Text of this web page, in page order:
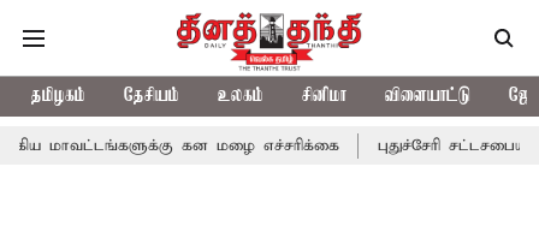
தமிழகம் தேசியம் உலகம் சினிமா விளையாட்டு
கன மழை எச்சரிக்கை புதுச்சேரி சட்டசபையில் வரும்